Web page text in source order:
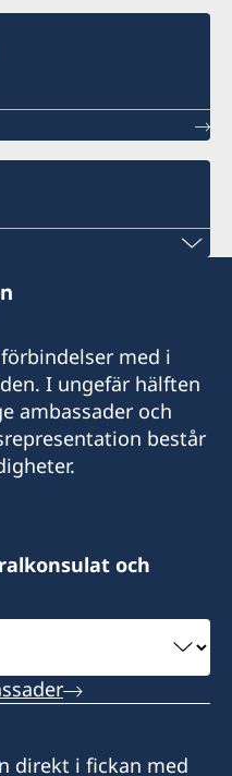
Katmandu
med i
I ungefär hälften
ambassader och
består
och
direkt i fickan med